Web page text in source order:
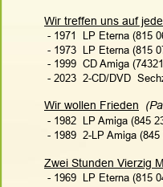
Wir treffen uns auf
- 1971  LP Eterna (815
- 1973  LP Eterna (815
- 1999  CD Amiga
- 2023  2-CD/DVD
Wir wollen Frieden
- 1982  LP Amiga (845
- 1989  2-LP Amiga
Zwei Stunden Vierzig
- 1969  LP Eterna (815